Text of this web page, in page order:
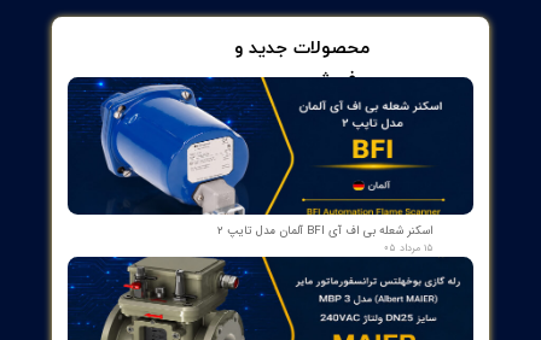
چه اطلاعاتی روی پلاک نام DVC6200 درج می‌شود؟
پاسخ: پلاک نام در پایین ماژول استاد DVC6200 شامل:
نام مدل (Model name)
شماره سریال هر واحد (Serial Number)
تأییدیه‌های ثالث و سایر گواهی‌های مربوطه
این اطلاعات برای کنترل ردیابی، نگهداری و مطابقت با
استانداردها کاربرد دارد.
چه استانداردها و پروتکل‌هایی پشتیبانی می‌شود؟
پاسخ: DVC6200 با پروتکل HART سازگار است و برای
توسعه‌دهندگان میزبان HART، یکپارچه‌سازی سیستم و نگهداری /
آزمایش‌های میدان مناسب است. همچنین مستندات Emerson